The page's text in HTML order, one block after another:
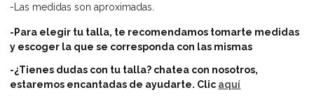
-Las medidas son aproximadas.
-Para elegir tu talla, te recomendamos tomarte medidas
y escoger la que se corresponda con las mismas
-¿Tienes dudas con tu talla? chatea con nosotros,
estaremos encantadas de ayudarte. Clic aquí